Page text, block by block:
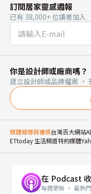
訂閱居家靈感週報
已有 38,000+ 位讀者加入
你是設計師或廠商嗎？
建立設計師或品牌檔案 ·
媒體報導與獲獎台灣百大網站
ETtoday 生活頻道特約媒體
在 Podcast
每週更新 · 最熱